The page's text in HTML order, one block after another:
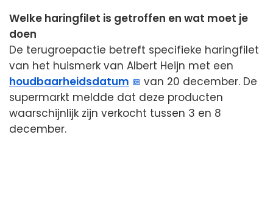
Welke haringfilet is getroffen en wat moet je
doen
De terugroepactie betreft specifieke haringfilet
van het huismerk van Albert Heijn met een
houdbaarheidsdatum
van 20 december. De
supermarkt meldde dat deze producten
waarschijnlijk zijn verkocht tussen 3 en 8
december.